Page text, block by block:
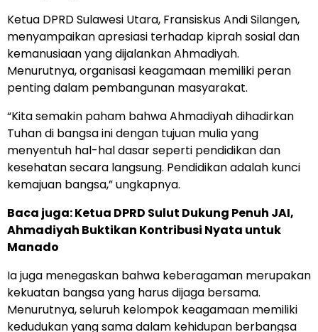
Ketua DPRD Sulawesi Utara, Fransiskus Andi Silangen,
menyampaikan apresiasi terhadap kiprah sosial dan
kemanusiaan yang dijalankan Ahmadiyah.
Menurutnya, organisasi keagamaan memiliki peran
penting dalam pembangunan masyarakat.
“Kita semakin paham bahwa Ahmadiyah dihadirkan
Tuhan di bangsa ini dengan tujuan mulia yang
menyentuh hal-hal dasar seperti pendidikan dan
kesehatan secara langsung. Pendidikan adalah kunci
kemajuan bangsa,” ungkapnya.
Baca juga:Ketua DPRD Sulut Dukung Penuh JAI,
Ahmadiyah Buktikan Kontribusi Nyata untuk
Manado
Ia juga menegaskan bahwa keberagaman merupakan
kekuatan bangsa yang harus dijaga bersama.
Menurutnya, seluruh kelompok keagamaan memiliki
kedudukan yang sama dalam kehidupan berbangsa